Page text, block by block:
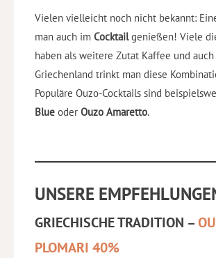
Vielen vielleicht noch nicht bekannt:
man auch im Cocktailgenießen! Viele
haben als weitere Zutat Kaffee und
Griechenland trinkt man diese
Populäre Ouzo-Cocktails sind
Blue oder Ouzo Amaretto.
UNSERE
GRIECHISCHE TRADITION –
PLOMARI 40%